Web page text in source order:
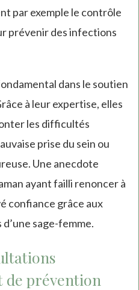
par exemple le contrôle
prévenir des infections
dans le soutien
à leur expertise, elles
les difficultés
prise du sein ou
Une anecdote
ayant failli renoncer à
confiance grâce aux
sage-femme.
de prévention